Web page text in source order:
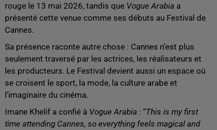
rouge le 13 mai 2026, tandis que Vogue Arabia a
présenté cette venue comme ses débuts au Festival de
Cannes.
Sa présence raconte autre chose : Cannes n’est plus
seulement traversé par les actrices, les réalisateurs et
les producteurs. Le Festival devient aussi un espace où
se croisent le sport, la mode, la culture arabe et
l’imaginaire du cinéma.
Imane Khelif a confié à Vogue Arabia : “This is my first
time attending Cannes, so everything feels magical and